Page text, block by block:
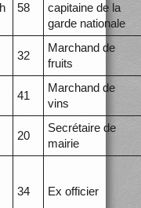
58
capitaine de la
garde nationale
32
Marchand de
fruits
41
Marchand de
vins
20
Secrétaire de
mairie
34 Ex officier